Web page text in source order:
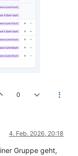
0
4. Feb. 2026, 20:18
Gruppe geht,